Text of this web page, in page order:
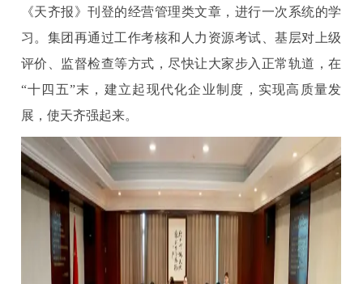
《天齐报》刊登的经营管理类文章，进行一次系统的学
习。集团再通过工作考核和人力资源考试、基层对上级
评价、监督检查等方式，尽快让大家步入正常轨道，在
“十四五”末，建立起现代化企业制度，实现高质量发
展，使天齐强起来。